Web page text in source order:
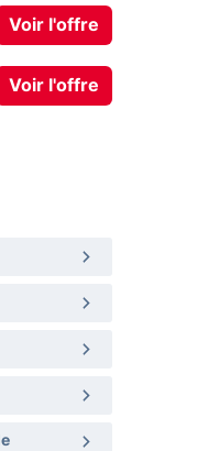
Voir l'offre
Voir l'offre